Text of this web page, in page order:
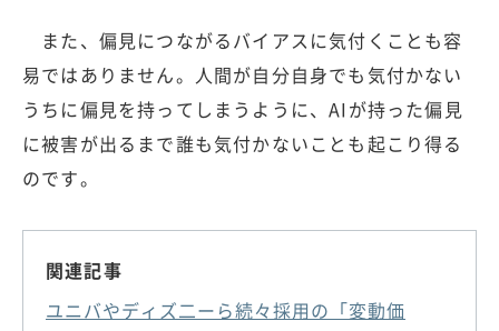
また、偏見につながるバイアスに気付くことも容
易ではありません。人間が自分自身でも気付かない
うちに偏見を持ってしまうように、AIが持った偏見
に被害が出るまで誰も気付かないことも起こり得る
のです。
関連記事
ユニバやディズ二ーら続々採用の「変動価